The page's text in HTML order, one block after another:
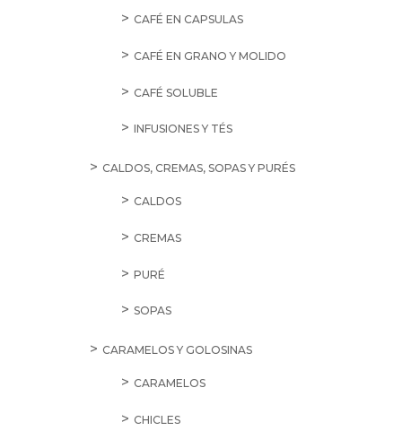
CAFÉ EN CAPSULAS
CAFÉ EN GRANO Y MOLIDO
CAFÉ SOLUBLE
INFUSIONES Y TÉS
CALDOS, CREMAS, SOPAS Y PURÉS
CALDOS
CREMAS
PURÉ
SOPAS
CARAMELOS Y GOLOSINAS
CARAMELOS
CHICLES